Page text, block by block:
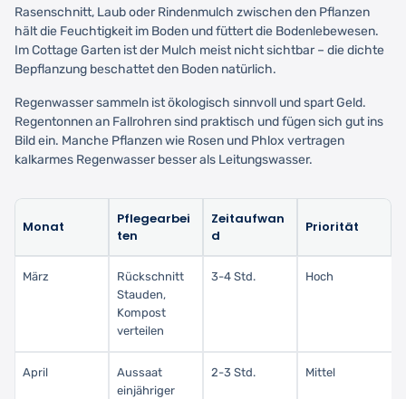
Rasenschnitt, Laub oder Rindenmulch zwischen den Pflanzen
hält die Feuchtigkeit im Boden und füttert die Bodenlebewesen.
Im Cottage Garten ist der Mulch meist nicht sichtbar – die dichte
Bepflanzung beschattet den Boden natürlich.
Regenwasser sammeln ist ökologisch sinnvoll und spart Geld.
Regentonnen an Fallrohren sind praktisch und fügen sich gut ins
Bild ein. Manche Pflanzen wie Rosen und Phlox vertragen
kalkarmes Regenwasser besser als Leitungswasser.
Monat
Pflegearbei
ten
Zeitaufwan
d
Priorität
März
Rückschnitt
Stauden,
Kompost
verteilen
3-4 Std. Hoch
April
Aussaat
einjähriger
2-3 Std. Mittel